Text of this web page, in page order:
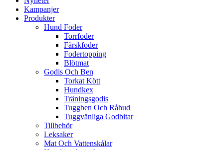
Kampanjer
Produkter
Hund Foder
Torrfoder
Färskfoder
Fodertopping
Blötmat
Godis Och Ben
Torkat Kött
Hundkex
Träningsgodis
Tuggben Och Råhud
Tuggvänliga Godbitar
Tillbehör
Leksaker
Mat Och Vattenskålar